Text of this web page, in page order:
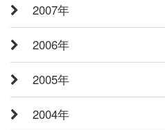
2007年
2006年
2005年
2004年